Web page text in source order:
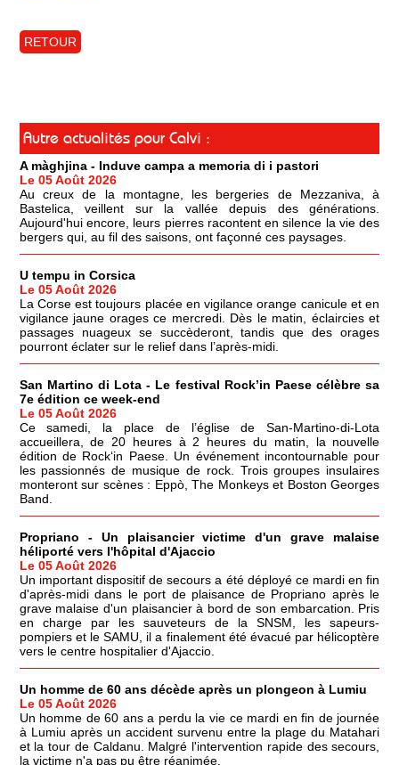
RETOUR
Autre actualités pour Calvi :
A màghjina - Induve campa a memoria di i pastori
Le 05 Août 2026
Au creux de la montagne, les bergeries de Mezzaniva, à
Bastelica, veillent sur la vallée depuis des générations.
Aujourd'hui encore, leurs pierres racontent en silence la vie des
bergers qui, au fil des saisons, ont façonné ces paysages.
U tempu in Corsica
Le 05 Août 2026
La Corse est toujours placée en vigilance orange canicule et en
vigilance jaune orages ce mercredi. Dès le matin, éclaircies et
passages nuageux se succèderont, tandis que des orages
pourront éclater sur le relief dans l’après-midi.
San Martino di Lota - Le festival Rock’in Paese célèbre sa
7e édition ce week-end
Le 05 Août 2026
Ce samedi, la place de l’église de San-Martino-di-Lota
accueillera, de 20 heures à 2 heures du matin, la nouvelle
édition de Rock‘in Paese. Un événement incontournable pour
les passionnés de musique de rock. Trois groupes insulaires
monteront sur scènes : Eppò, The Monkeys et Boston Georges
Band.
Propriano - Un plaisancier victime d'un grave malaise
héliporté vers l'hôpital d'Ajaccio
Le 05 Août 2026
Un important dispositif de secours a été déployé ce mardi en fin
d'après-midi dans le port de plaisance de Propriano après le
grave malaise d'un plaisancier à bord de son embarcation. Pris
en charge par les sauveteurs de la SNSM, les sapeurs-
pompiers et le SAMU, il a finalement été évacué par hélicoptère
vers le centre hospitalier d'Ajaccio.
Un homme de 60 ans décède après un plongeon à Lumiu
Le 05 Août 2026
Un homme de 60 ans a perdu la vie ce mardi en fin de journée
à Lumiu après un accident survenu entre la plage du Matahari
et la tour de Caldanu. Malgré l'intervention rapide des secours,
la victime n'a pas pu être réanimée.